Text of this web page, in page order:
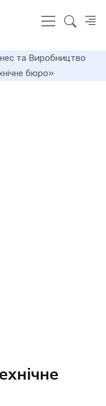
та Виробництво
бюро»